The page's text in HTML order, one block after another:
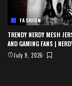
FASHION
TRENDY NERDY MESH
AND GAMING FANS |
July 9, 2026